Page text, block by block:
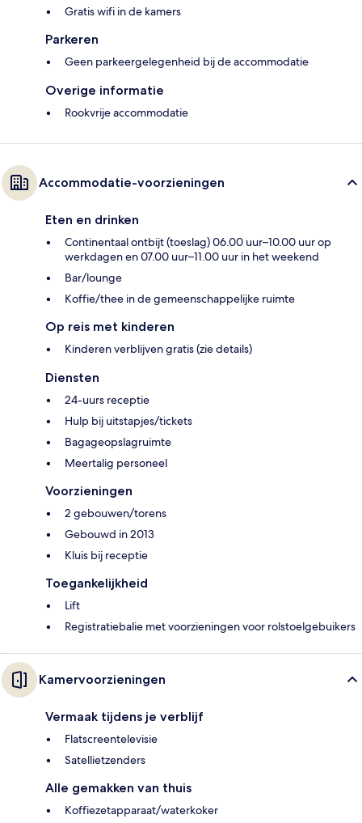
Gratis wifi in de kamers
Parkeren
Geen parkeergelegenheid bij de accommodatie
Overige informatie
Rookvrije accommodatie
Accommodatie-voorzieningen
Eten en drinken
Continentaal ontbijt (toeslag) 06.00 uur–10.00 uur op
werkdagen en 07.00 uur–11.00 uur in het weekend
Bar/lounge
Koffie/thee in de gemeenschappelijke ruimte
Op reis met kinderen
Kinderen verblijven gratis (zie details)
Diensten
24-uurs receptie
Hulp bij uitstapjes/tickets
Bagageopslagruimte
Meertalig personeel
Voorzieningen
2 gebouwen/torens
Gebouwd in 2013
Kluis bij receptie
Toegankelijkheid
Lift
Registratiebalie met voorzieningen voor rolstoelgebuikers
Kamervoorzieningen
Vermaak tijdens je verblijf
Flatscreentelevisie
Satellietzenders
Alle gemakken van thuis
Koffiezetapparaat/waterkoker